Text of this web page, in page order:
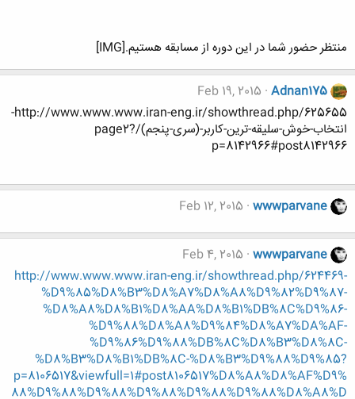
منتظر حضور شما در این دوره از مسابقه هستیم.[IMG]
Adnan175
Feb 19, 2015
http://www.www.www.iran-eng.ir/showthread.php/625655-
انتخاب-خوش-سلیقه-ترین-کاربر-(سری-پنجم)/page2?
p=8142966#post8142966
wwwparvane
Feb 12, 2015
wwwparvane
Feb 4, 2015
http://www.www.www.iran-eng.ir/showthread.php/624469-
%D9%85%D8%B3%D8%A7%D8%A8%D9%82%D9%87-
%D8%A8%D8%B1%D8%AA%D8%B1%DB%8C%D9%86-
%D9%88%D8%A8%D9%84%D8%A7%DA%AF-
%D9%86%D9%88%DB%8C%D8%B3%D8%8C-
%D8%B3%D8%B1%DB%8C-%D8%B3%D9%88%D9%85?
p=8106517&viewfull=1#post8106517%D8%A8%D8%AF%D9%
88%D9%88%D9%88%D9%88%D9%88%D9%88%D8%A8%D